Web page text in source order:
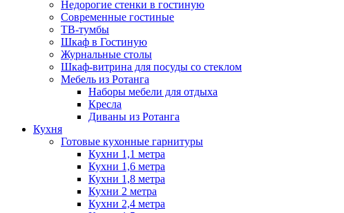
Недорогие стенки в гостиную
Современные гостиные
ТВ-тумбы
Шкаф в Гостиную
Журнальные столы
Шкаф-витрина для посуды со стеклом
Мебель из Ротанга
Наборы мебели для отдыха
Кресла
Диваны из Ротанга
Кухня
Готовые кухонные гарнитуры
Кухни 1,1 метра
Кухни 1,6 метра
Кухни 1,8 метра
Кухни 2 метра
Кухни 2,4 метра